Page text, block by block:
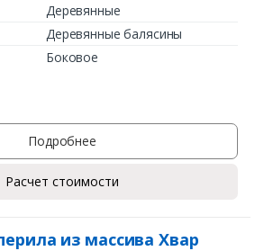
Деревянные
Деревянные балясины
Боковое
Подробнее
Расчет стоимости
из массива Хвар